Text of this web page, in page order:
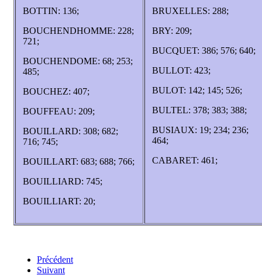
BOTTIN: 136;
BOUCHENDHOMME: 228;
721;
BOUCHENDOME: 68; 253;
485;
BOUCHEZ: 407;
BOUFFEAU: 209;
BOUILLARD: 308; 682;
716; 745;
BOUILLART: 683; 688; 766;
BOUILLIARD: 745;
BOUILLIART: 20;
BRUXELLES: 288;
BRY: 209;
BUCQUET: 386; 576; 640;
BULLOT: 423;
BULOT: 142; 145; 526;
BULTEL: 378; 383; 388;
BUSIAUX: 19; 234; 236;
464;
CABARET: 461;
Précédent
Suivant